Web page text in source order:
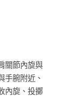
關節內旋與
手腕附近、
內旋、投擲